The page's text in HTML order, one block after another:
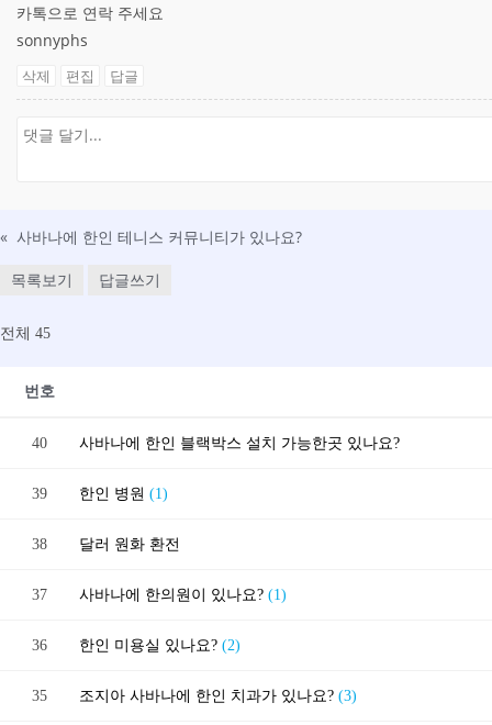
카톡으로 연락 주세요
sonnyphs
삭제 편집 답글
« 사바나에 한인 테니스 커뮤니티가 있나요?
목록보기 답글쓰기
전체 45
번호
40 사바나에 한인 블랙박스 설치 가능한곳 있나요?
39 한인 병원 (1)
38 달러 원화 환전
37 사바나에 한의원이 있나요? (1)
36 한인 미용실 있나요? (2)
35 조지아 사바나에 한인 치과가 있나요? (3)